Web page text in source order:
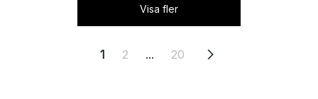
Visa fler
1 2 ... 20